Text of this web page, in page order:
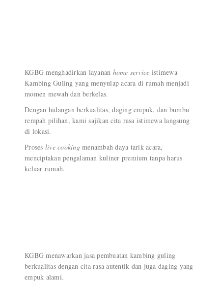
KGBG menghadirkan layanan home service istimewa
Kambing Guling yang menyulap acara di rumah menjadi
momen mewah dan berkelas.
Dengan hidangan berkualitas, daging empuk, dan bumbu
rempah pilihan, kami sajikan cita rasa istimewa langsung
di lokasi.
Proses live cookingmenambah daya tarik acara,
menciptakan pengalaman kuliner premium tanpa harus
keluar rumah.
KGBG menawarkan jasa pembuatan kambing guling
berkualitas dengan cita rasa autentik dan juga daging yang
empuk alami.